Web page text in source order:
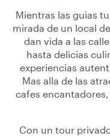
Mientras las guias
mirada de un local
dan vida a las
hasta delicias
experiencias
Mas alla de las
cafes
Con un tour